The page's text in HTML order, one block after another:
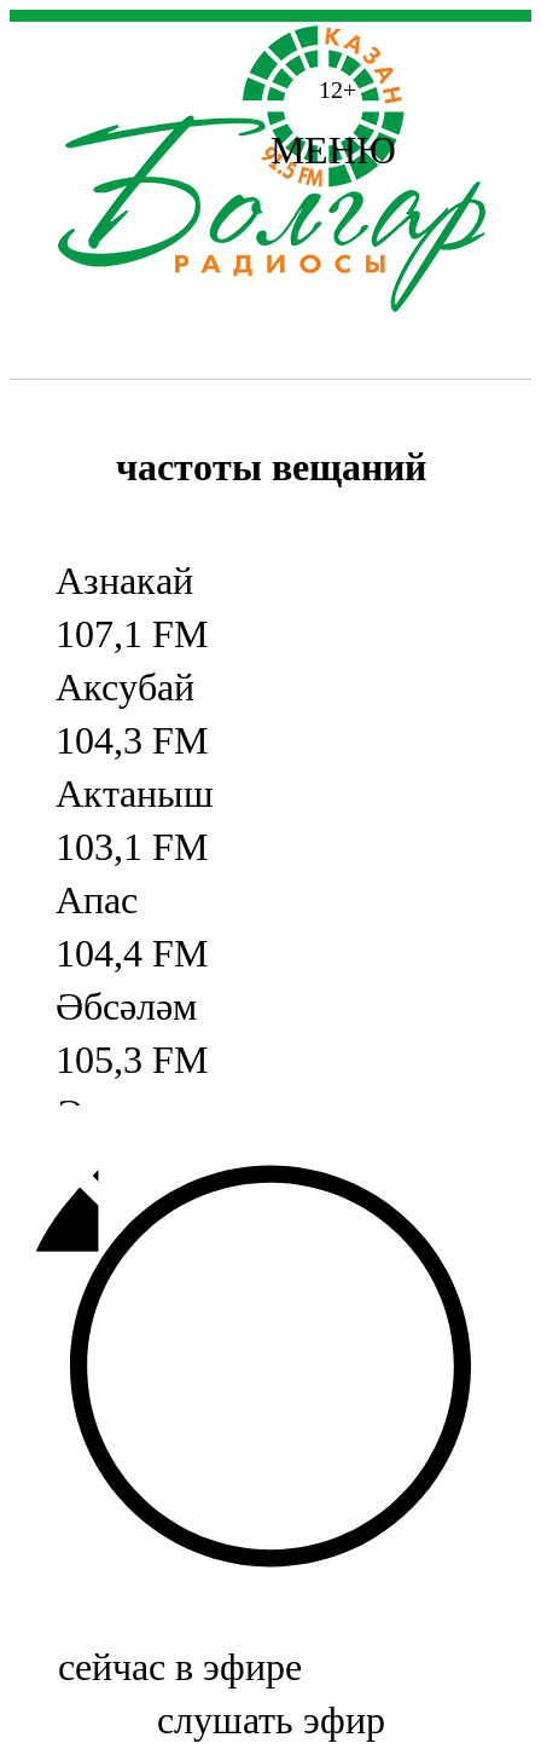
12+
МЕНЮ
частоты вещаний
Азнакай
107,1 FM
Аксубай
104,3 FM
Актаныш
103,1 FM
Апас
104,4 FM
Әбсәләм
105,3 FM
Әлмәт
92,9 FM
Базарлы матак
107,1 FM
Балык бистәсе
104,9 FM
Баулы
107,5 FM
Биләр
Болгар
сейчас в эфире
слушать эфир